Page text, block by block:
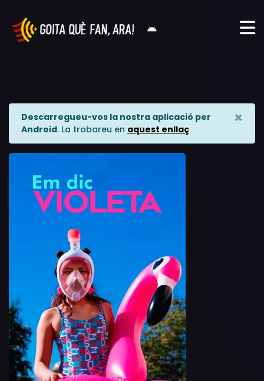
Descarregueu-vos la nostra aplicació per
Android. La trobareu en aquest enllaç
×